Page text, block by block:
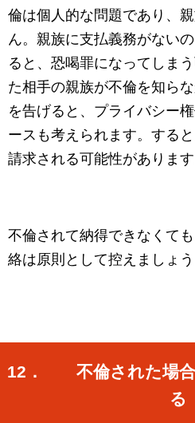
倫は個人的な問題であり、
ん。親族に支払義務がない
ると、恐喝罪になってしま
た相手の親族が不倫を知ら
を告げると、プライバシー
ースも考えられます。する
請求される可能性があります
不倫されて納得できなくて
絡は原則として控えましょう
12． 不倫された場合
る